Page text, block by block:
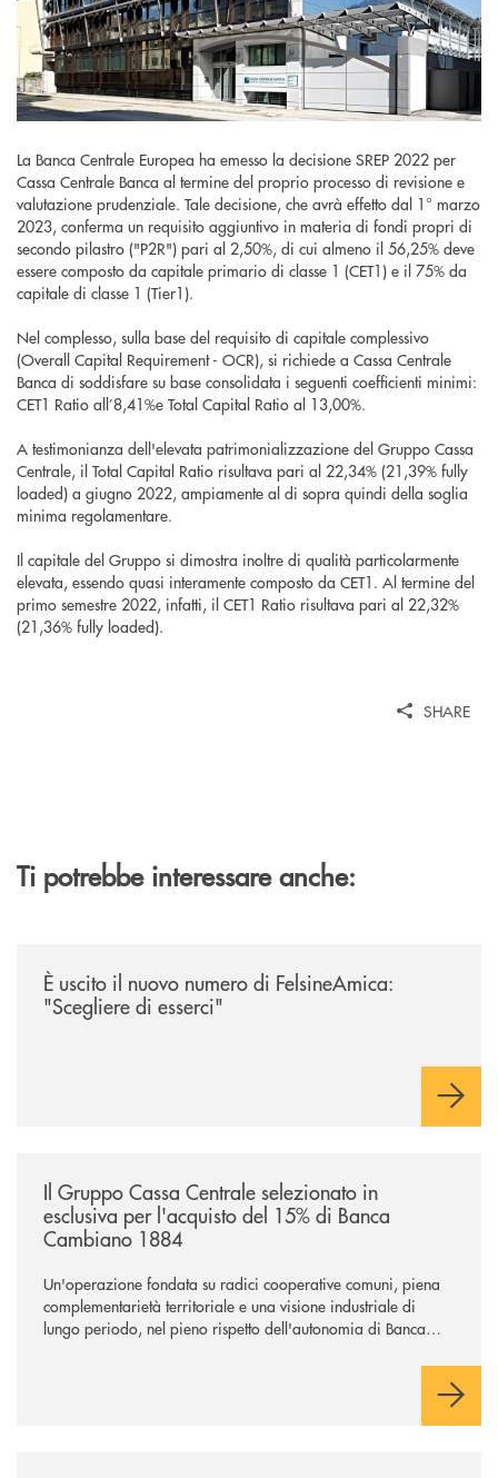
La Banca Centrale Europea ha emesso la decisione SREP 2022 per
Cassa Centrale Banca al termine del proprio processo di revisione e
valutazione prudenziale. Tale decisione, che avrà effetto dal 1° marzo
2023, conferma un requisito aggiuntivo in materia di fondi propri di
secondo pilastro ("P2R") pari al 2,50%, di cui almeno il 56,25% deve
essere composto da capitale primario di classe 1 (CET1) e il 75% da
capitale di classe 1 (Tier1).
Nel complesso, sulla base del requisito di capitale complessivo
(Overall Capital Requirement - OCR), si richiede a Cassa Centrale
Banca di soddisfare su base consolidata i seguenti coefficienti minimi:
CET1 Ratio all’8,41%e Total Capital Ratio al 13,00%.
A testimonianza dell'elevata patrimonializzazione del Gruppo Cassa
Centrale, il Total Capital Ratio risultava pari al 22,34% (21,39% fully
loaded) a giugno 2022, ampiamente al di sopra quindi della soglia
minima regolamentare.
Il capitale del Gruppo si dimostra inoltre di qualità particolarmente
elevata, essendo quasi interamente composto da CET1. Al termine del
primo semestre 2022, infatti, il CET1 Ratio risultava pari al 22,32%
(21,36% fully loaded).
SHARE
Ti potrebbe interessare anche:
È uscito il nuovo numero di FelsineAmica:
"Scegliere di esserci"
Il Gruppo Cassa Centrale selezionato in
esclusiva per l'acquisto del 15% di Banca
Cambiano 1884
Un'operazione fondata su radici cooperative comuni, piena
complementarietà territoriale e una visione industriale di
lungo periodo, nel pieno rispetto dell'autonomia di Banca
negoziazione esclusiva per la finalizzazione dell’operazione.